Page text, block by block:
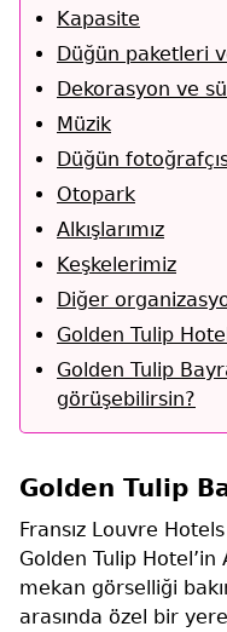
Kapasite
Düğün paketleri
Dekorasyon ve
Müzik
Düğün
Otopark
Alkışlarımız
Keşkelerimiz
Diğer
Golden Tulip
Golden Tulip
görüşebilirsin?
Golden Tulip
Fransız Louvre
Golden Tulip Hotel’in
mekan görselliği
arasında özel bir